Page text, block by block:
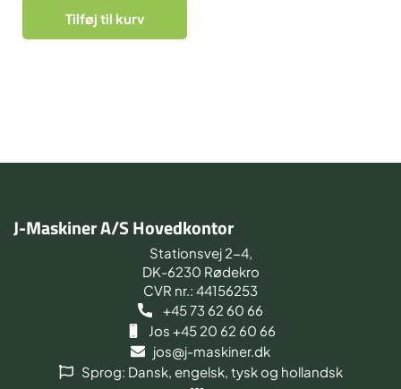
Tilføj til kurv
J-Maskiner A/S Hovedkontor
Stationsvej 2-4,
DK-6230 Rødekro
CVR nr.: 44156253
+45 73 62 60 66
Jos +45 20 62 60 66
jos@j-maskiner.dk
Sprog: Dansk, engelsk, tysk og hollandsk